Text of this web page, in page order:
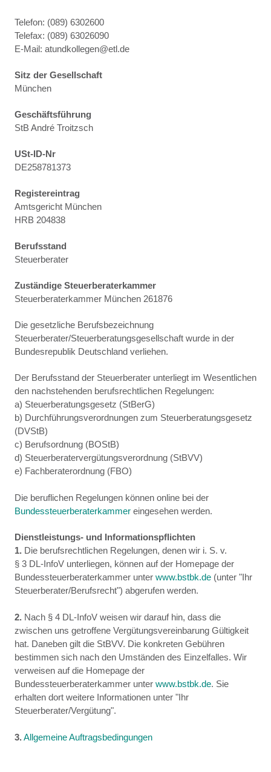
Telefon: (089) 6302600
Telefax: (089) 63026090
E-Mail: atundkollegen@etl.de
Sitz der Gesellschaft
München
Geschäftsführung
StB André Troitzsch
USt-ID-Nr
DE258781373
Registereintrag
Amtsgericht München
HRB 204838
Berufsstand
Steuerberater
Zuständige Steuerberaterkammer
Steuerberaterkammer München 261876
Die gesetzliche Berufsbezeichnung
Steuerberater/Steuerberatungsgesellschaft wurde in der
Bundesrepublik Deutschland verliehen.
Der Berufsstand der Steuerberater unterliegt im Wesentlichen
den nachstehenden berufsrechtlichen Regelungen:
a) Steuerberatungsgesetz (StBerG)
b) Durchführungsverordnungen zum Steuerberatungsgesetz
(DVStB)
c) Berufsordnung (BOStB)
d) Steuerberatervergütungsverordnung (StBVV)
e) Fachberaterordnung (FBO)
Die beruflichen Regelungen können online bei der
Bundessteuerberaterkammer eingesehen werden.
Dienstleistungs- und Informationspflichten
1. Die berufsrechtlichen Regelungen, denen wir i. S. v.
§ 3 DL-InfoV unterliegen, können auf der Homepage der
Bundessteuerberaterkammer unter www.bstbk.de (unter "Ihr
Steuerberater/Berufsrecht") abgerufen werden.
2. Nach § 4 DL-InfoV weisen wir darauf hin, dass die
zwischen uns getroffene Vergütungsvereinbarung Gültigkeit
hat. Daneben gilt die StBVV. Die konkreten Gebühren
bestimmen sich nach den Umständen des Einzelfalles. Wir
verweisen auf die Homepage der
Bundessteuerberaterkammer unter www.bstbk.de. Sie
erhalten dort weitere Informationen unter "Ihr
Steuerberater/Vergütung".
3.Allgemeine Auftragsbedingungen